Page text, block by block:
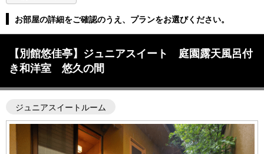
お部屋の詳細をご確認のうえ、プランをお選びください。
【別館悠佳亭】ジュニアスイート 庭園露天風呂付
き和洋室 悠久の間
ジュニアスイートルーム